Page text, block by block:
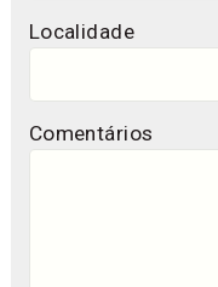
Localidade
Comentários